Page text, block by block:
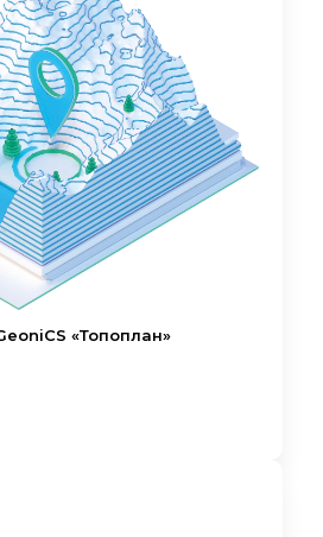
«Топоплан»